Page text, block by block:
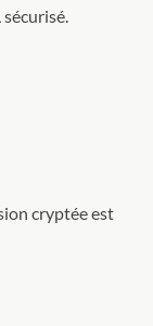
sécurisé.
cryptée est